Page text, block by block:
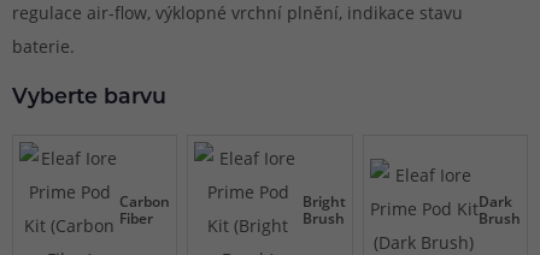
regulace air-flow, výklopné vrchní plnění, indikace stavu
baterie.
Vyberte barvu
Carbon
Fiber
Bright
Brush
Dark
Brush